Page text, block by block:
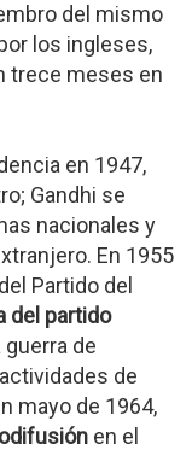
del mismo
los ingleses,
trece meses en
en 1947,
Gandhi se
nacionales y
En 1955
Partido del
del partido
guerra de
de
mayo de 1964,
en el